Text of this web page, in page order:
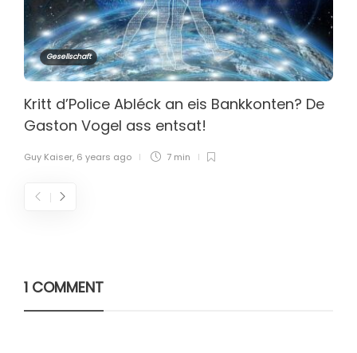
Gesellschaft
Kritt d’Police Abléck an eis Bankkonten? De
Gaston Vogel ass entsat!
Guy Kaiser, 6 years ago 7 min
1 COMMENT